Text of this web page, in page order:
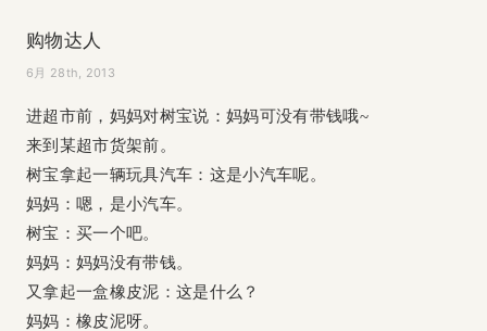
购物达人
6月 28th, 2013
进超市前，妈妈对树宝说：妈妈可没有带钱哦~
来到某超市货架前。
树宝拿起一辆玩具汽车：这是小汽车呢。
妈妈：嗯，是小汽车。
树宝：买一个吧。
妈妈：妈妈没有带钱。
又拿起一盒橡皮泥：这是什么？
妈妈：橡皮泥呀。